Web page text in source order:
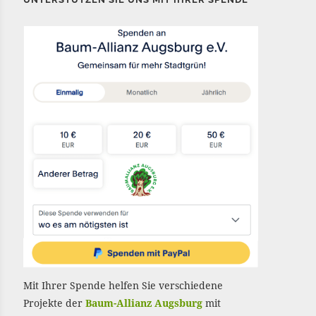
Mit Ihrer Spende helfen Sie verschiedene
Projekte derBaum-Allianz Augsburg mit